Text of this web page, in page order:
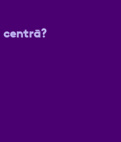
centrā?